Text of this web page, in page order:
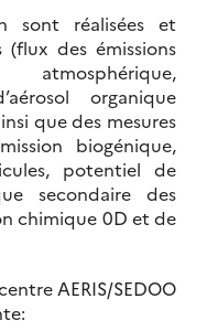
sont réalisées et
des émissions
atmosphérique,
organique
que des mesures
biogénique,
potentiel de
secondaire des
chimique 0D et de
AERIS/SEDOO